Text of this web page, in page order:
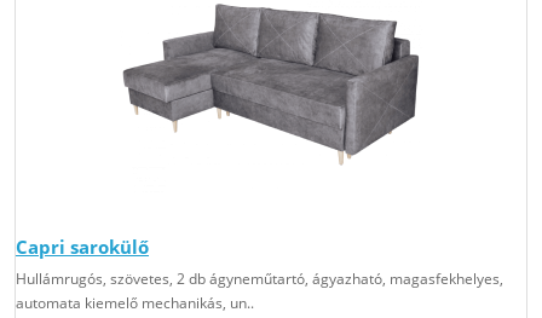
Capri sarokülő
Hullámrugós, szövetes, 2 db ágyneműtartó, ágyazható, magasfekhelyes,
automata kiemelő mechanikás, un..